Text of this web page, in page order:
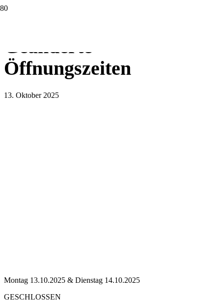
Geänderte
Öffnungszeiten
13. Oktober 2025
Montag 13.10.2025 & Dienstag 14.10.2025
GESCHLOSSEN